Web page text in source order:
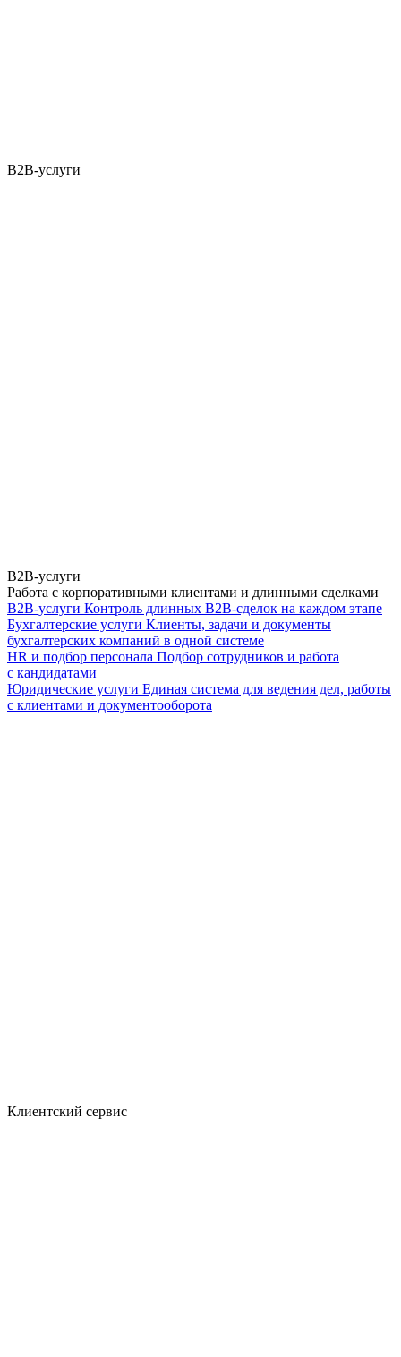
B2B-услуги
B2B-услуги
Работа с корпоративными клиентами и длинными сделками
B2B-услуги Контроль длинных B2B-сделок на каждом этапе
Бухгалтерские услуги Клиенты, задачи и документы
бухгалтерских компаний в одной системе
HR и подбор персонала Подбор сотрудников и работа
с кандидатами
Юридические услуги Единая система для ведения дел, работы
с клиентами и документооборота
Клиентский сервис